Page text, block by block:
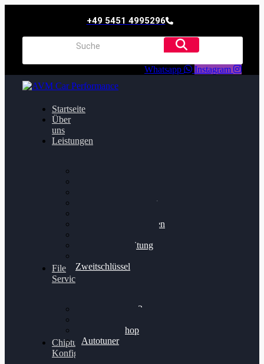
+49 5451 4995296
Whatsapp Instagram
Startseite
Über
uns
Leistungen
Getriebeoptimierung
Bremsscheiben planen
Felgenaufbereitung
Zweitschlüssel
File
Service
Alientech Kess3
Alientech Shop
Autotuner
Chiptuning
Konfigurator